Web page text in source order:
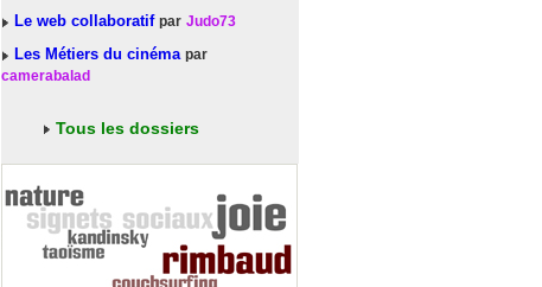
Le web collaboratif par Judo73
Les Métiers du cinéma par
camerabalad
Tous les dossiers